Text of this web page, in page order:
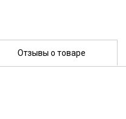
Отзывы о товаре